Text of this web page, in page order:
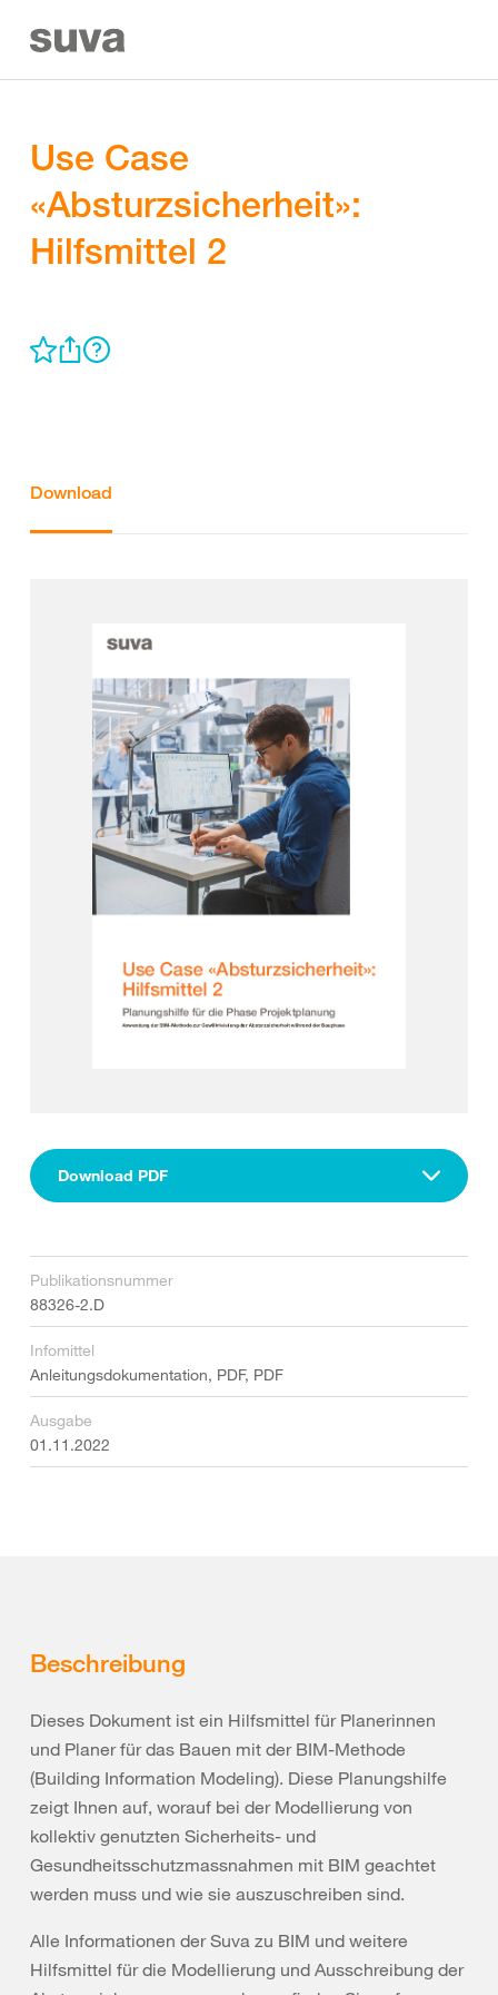
Use Case
«Absturzsicherheit»:
Hilfsmittel 2
Download
Download PDF
Publikationsnummer
88326-2.D
Infomittel
Anleitungsdokumentation, PDF, PDF
Ausgabe
01.11.2022
Beschreibung
Dieses Dokument ist ein Hilfsmittel für Planerinnen
und Planer für das Bauen mit der BIM-Methode
(Building Information Modeling). Diese Planungshilfe
zeigt Ihnen auf, worauf bei der Modellierung von
kollektiv genutzten Sicherheits- und
Gesundheitsschutzmassnahmen mit BIM geachtet
werden muss und wie sie auszuschreiben sind.
Alle Informationen der Suva zu BIM und weitere
Hilfsmittel für die Modellierung und Ausschreibung der